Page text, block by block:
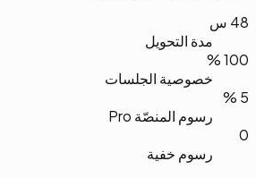
48 س
مدة التحويل
100 %
خصوصية الجلسات
5 %
رسوم المنصّة Pro
0
رسوم خفية